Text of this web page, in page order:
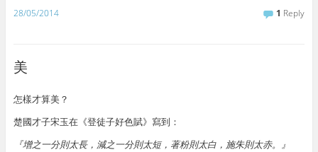
28/05/2014 1 Reply
美
怎樣才算美？
楚國才子宋玉在《登徒子好色賦》寫到：
『增之一分則太長，減之一分則太短，著粉則太白，施朱則太赤。』